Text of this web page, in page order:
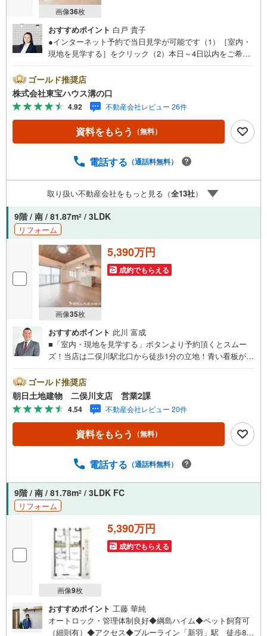
画像36枚
おすすめポイント 白戸 貴子
●インターネット予約で当日見学が可能です（1）［室内・
現地を見学する］をクリック（2）本日～4日以内をご希望
い！●10:00～21:00はお電話でのお問い合わせがスムーズで
す。【Yahoo！ 不動産キャンペーン対象店舗】当店で物件
を成約するとPayPayポイントがもらえる「Yahoo！不動産
物件ご成約キャンペーン」の対象になります。「資料をも
らう」「見学予約をする」ボタンからお問い合わせくださ
い。※必ずYahoo！ JAPAN IDでログインしてください。※P
客様からのお言葉に感謝してこれからも楽しく素敵なお家
らまずは、お気軽に東宝ハウス溝の口に相談してみません
か？何も決まっていなくて大丈夫！まずはお客様の夢をお
聞かせ下さい！未来の「不安」を「安心」に変える「未来
カレンダー」もご来店時に好評です。スタッフ一同いつで
もお客様のお問合せをお待ちしております。
ゴールド推奨店
株式会社東宝ハウス溝の口
4.92 不動産会社レビュー 26件
資料をもらう （無料）
電話する （通話料無料）
取り扱い不動産会社をもっと見る（全13社）
9階 / 南 / 81.87m2 / 3LDK
リフォーム
画像35枚
5,390万円
成約でもらえる
おすすめポイント 此川 富成
■「室内・現地を見学する」ボタンより予約頂くとスムー
ズ！当店は二俣川駅北口から徒歩1分の立地！青い看板が目
ーナーなど、お子様にも退屈せずにお過ごし頂けます。■
テレワークで作業効率のUP化オウチ時間で人生を豊かにす
るためにONとOFFを切り替えて、家族との時間も増えて幸
せマイホームを！■ 住宅ローンのご相談承ります。■住まい
選びはフィーリングも大切です。現地の空気や雰囲気を感
じてみましょう。営業スタッフまでお問合せくださいま
そうですが住まい選びはフィーリングも大切です。現地の
情報ですお客様のこだわりを聞かせてください！■ ご来店
時にはお車の無料提携駐車場ございます。詳しくは営業ス
タッフまでお問合せくださいませ！■周辺の教育施設やスー
パー、ドラックストア等の情報、災害情報等がわかる「物
件レポート」お渡します■他の物件と併せてご案内もOK-ご
自宅や指定場所から無料送迎もOK-当日見学もOKです！
ゴールド推奨店
朝日土地建物 二俣川支店 営業2課
4.54 不動産会社レビュー 20件
資料をもらう （無料）
電話する （通話料無料）
9階 / 南 / 81.78m2 / 3LDK FC
リフォーム
画像9枚
5,390万円
成約でもらえる
おすすめポイント 工藤 華純
オートロック・管理体制良好◆綱島ハイム◆ペット飼育可
（細則有）◆アクセス◆ブルーライン「新羽」駅 徒歩8分